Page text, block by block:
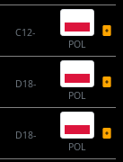
C12-
POL
D18-
POL
D18-
POL